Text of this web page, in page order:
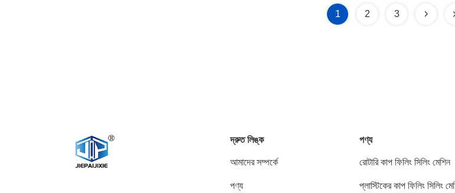
1 2 3
দ্রুত লিঙ্ক
আমাদের সম্পর্কে
পণ্য
পণ্য
রোটারি কাপ ফিলিং সিলিং মেশিন
প্লাস্টিকের কাপ ফিলিং সিলিং